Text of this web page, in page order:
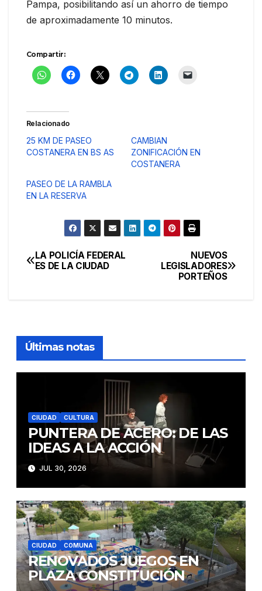
Pampa, posibilitando así un ahorro de tiempo
de aproximadamente 10 minutos.
Compartir:
Relacionado
25 KM DE PASEO
COSTANERA EN BS AS
CAMBIAN
ZONIFICACIÓN EN
COSTANERA
PASEO DE LA RAMBLA
EN LA RESERVA
Navegación
NUEVOS
LEGISLADORES
PORTEÑOS
LA POLICÍA FEDERAL
ES DE LA CIUDAD
Últimas notas
CIUDAD CULTURA
PUNTERA DE ACERO: DE LAS
IDEAS A LA ACCIÓN
JUL 30, 2026
CIUDAD COMUNA
RENOVADOS JUEGOS EN
PLAZA CONSTITUCIÓN